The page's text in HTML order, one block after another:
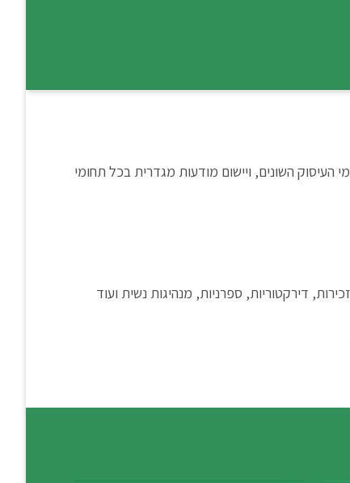
העיסוק השונים, ויישום מודעות מגדרית בכל תחומי
דירקטוריות, ספרניות, מנהיגות נשית ועוד